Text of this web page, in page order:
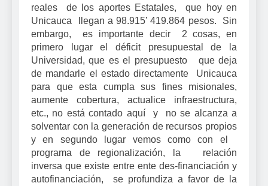
reales de los aportes Estatales, que hoy en
Unicauca llegan a 98.915’ 419.864 pesos. Sin
embargo, es importante decir 2 cosas, en
primero lugar el déficit presupuestal de la
Universidad, que es el presupuesto que deja
de mandarle el estado directamente Unicauca
para que esta cumpla sus fines misionales,
aumente cobertura, actualice infraestructura,
etc., no está contado aquí y no se alcanza a
solventar con la generación de recursos propios
y en segundo lugar vemos como con el
programa de regionalización, la relación
inversa que existe entre ente des-financiación y
autofinanciación, se profundiza a favor de la